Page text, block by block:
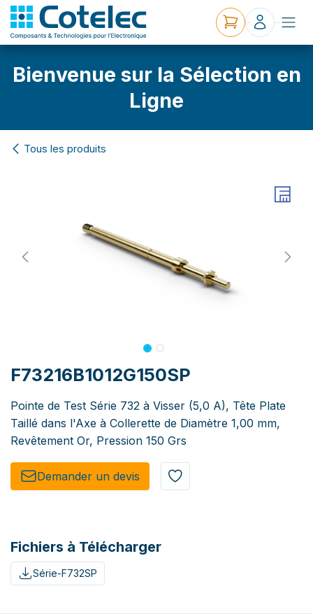
Bienvenue sur la Sélection en
Ligne
Tous les produits
F73216B1012G150SP
Pointe de Test Série 732 à Visser (5,0 A), Tête Plate
Taillé dans l'Axe à Collerette de Diamètre 1,00 mm,
Revêtement Or, Pression 150 Grs
Demander un de​​vis​​
Fichiers à Télécharger
Série-F732SP